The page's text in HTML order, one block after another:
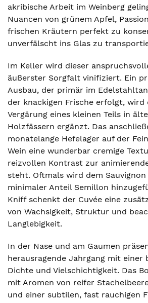
akribische Arbeit im Weinberg
Nuancen von grünem Apfel,
frischen Kräutern perfekt zu
unverfälscht ins Glas zu
Im Keller wird dieser
äußerster Sorgfalt vinifiziert. Ein
Ausbau, der primär im
der knackigen Frische erfolgt,
Vergärung eines kleinen Teils in
Holzfässern ergänzt. Das
monatelange Hefelager auf der
Wein eine wunderbar cremige
reizvollen Kontrast zur
steht. Oftmals wird dem Sauvignon
minimaler Anteil Semillon
Kniff schenkt der Cuvée eine
von Wachsigkeit, Struktur und
Langlebigkeit.
In der Nase und am Gaumen
herausragende Jahrgang mit einer
Dichte und Vielschichtigkeit. Das
mit Aromen von reifer
und einer subtilen, fast rauchigen